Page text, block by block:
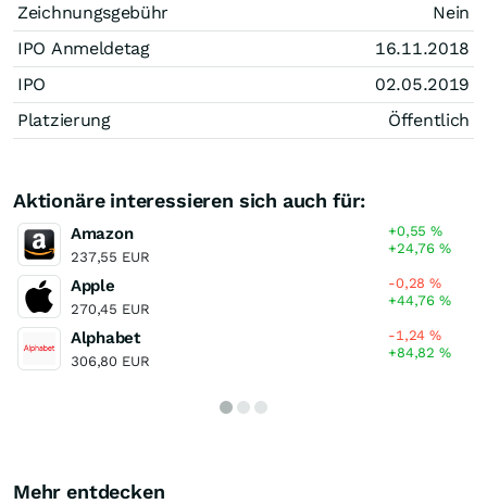
Zeichnungsgebühr
Nein
IPO Anmeldetag
16.11.2018
IPO
02.05.2019
Platzierung
Öffentlich
Aktionäre interessieren sich auch für:
Amazon
237,55 EUR
+0,55%
+24,76%
Apple
270,45 EUR
-0,28%
+44,76%
Alphabet
306,80 EUR
-1,24%
+84,82%
Mehr entdecken